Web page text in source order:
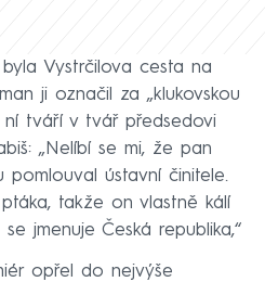
Vystrčilova cesta na
ji označil za „klukovskou
ní tváří v tvář předsedovi
„Nelíbí se mi, že pan
pomlouval ústavní činitele.
takže on vlastně kálí
jmenuje Česká republika,“
opřel do nejvýše